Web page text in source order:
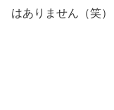
はありません（笑）